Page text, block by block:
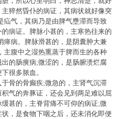
猝然昏仆的病证，其病状就好像突
疝气，其病乃是由脾气壅滞而导致
病证。脾脉小甚的，主寒热往来的
瘅病。脾脉滑甚的，是阴囊肿大兼
主腹中之湿热熏蒸于脾而生的各种
的肠癀病;微涩的，是肠腑溃烂腐
很多脓血。
骨的骨癫疾;微急的，主肾气沉滞
气的奔豚证，还会见到两足难以屈
甚的，主脊背痛不可仰的病证;微
，是食物下咽之后，还未消化即便